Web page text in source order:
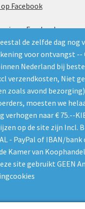
de zelfde dag nog
voor ontvangst --
Nederland bij
verzendkosten, Niet
zoals avond
moesten we
verhogen naar € 75.--
op de site zijn Incl.
- PayPal of IBAN/
Kamer van
site gebruikt GEEN
Facebook
op Facebook
Zie gelijk welke